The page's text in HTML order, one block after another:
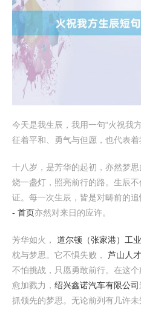
今天是我生辰，我用一句“火祝我
征着平和、勇气与但愿，也代表着
十八岁，是芳华的起初，亦然梦
烧一盏灯，照亮前行的路。生辰
证。每一次生辰，皆是对畴前的追
- 首页亦然对来日的应许。
芳华如火， 道尔顿（张家港）工
枕与梦思。它不惧失败， 芦山人
不怕挑战，只愿勇敢前行。在这
愈加戮力， 绍兴鑫诺汽车有限公司
抓领先的梦思。无论前列有几许